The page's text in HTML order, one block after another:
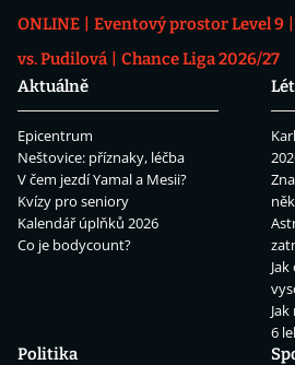
ONLINE
Eventový prostor Level 9
vs. Pudilová
Chance Liga 2026/27
Aktuálně
Epicentrum
Neštovice: příznaky, léčba
V čem jezdí Yamal a Mesii?
Kvízy pro seniory
Kalendář úplňků 2026
Co je bodycount?
6
Politika